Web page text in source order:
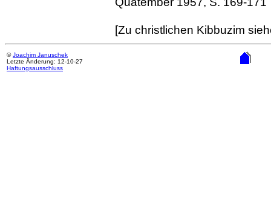
[Zu christlichen Kibbuzim
©Joachim Januschek
Letzte Änderung: 12-10-27
Haftungsausschluss